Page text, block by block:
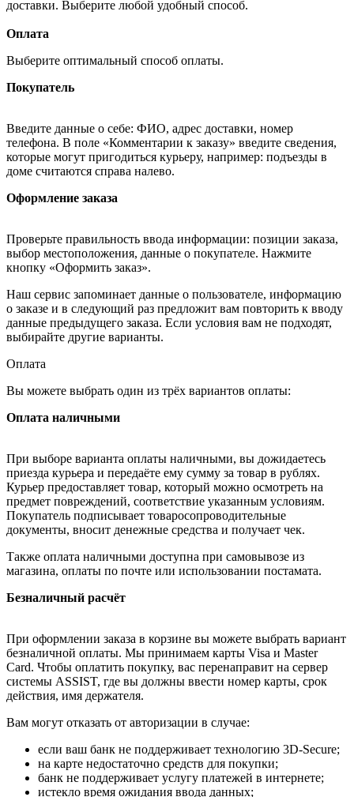
доставки. Выберите любой удобный способ.
Оплата
Выберите оптимальный способ оплаты.
Покупатель
Введите данные о себе: ФИО, адрес доставки, номер
телефона. В поле «Комментарии к заказу» введите сведения,
которые могут пригодиться курьеру, например: подъезды в
доме считаются справа налево.
Оформление заказа
Проверьте правильность ввода информации: позиции заказа,
выбор местоположения, данные о покупателе. Нажмите
кнопку «Оформить заказ».
Наш сервис запоминает данные о пользователе, информацию
о заказе и в следующий раз предложит вам повторить к вводу
данные предыдущего заказа. Если условия вам не подходят,
выбирайте другие варианты.
Оплата
Вы можете выбрать один из трёх вариантов оплаты:
Оплата наличными
При выборе варианта оплаты наличными, вы дожидаетесь
приезда курьера и передаёте ему сумму за товар в рублях.
Курьер предоставляет товар, который можно осмотреть на
предмет повреждений, соответствие указанным условиям.
Покупатель подписывает товаросопроводительные
документы, вносит денежные средства и получает чек.
Также оплата наличными доступна при самовывозе из
магазина, оплаты по почте или использовании постамата.
Безналичный расчёт
При оформлении заказа в корзине вы можете выбрать вариант
безналичной оплаты. Мы принимаем карты Visa и Master
Card. Чтобы оплатить покупку, вас перенаправит на сервер
системы ASSIST, где вы должны ввести номер карты, срок
действия, имя держателя.
Вам могут отказать от авторизации в случае:
если ваш банк не поддерживает технологию 3D-Secure;
на карте недостаточно средств для покупки;
банк не поддерживает услугу платежей в интернете;
истекло время ожидания ввода данных;